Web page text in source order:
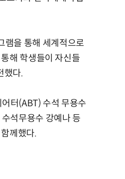
램을 통해 세계적으로
해 학생들이 자신들
했다.
터(ABT) 수석 무용수
석무용수 강예나 등
께했다.